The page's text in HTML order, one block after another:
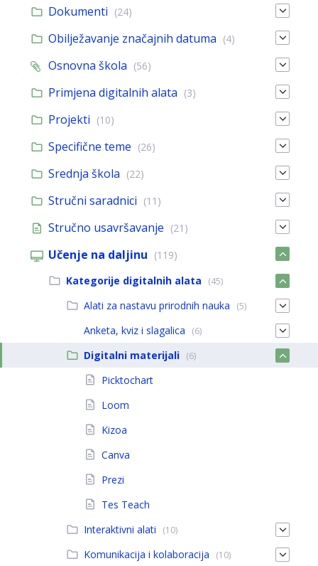
Dokumenti (24)
Obilježavanje značajnih datuma (4)
Osnovna škola (56)
Primjena digitalnih alata (3)
Projekti (10)
Specifične teme (26)
Srednja škola (22)
Stručni saradnici (11)
Stručno usavršavanje (21)
Učenje na daljinu (119)
Kategorije digitalnih alata
(45)
Alati za nastavu prirodnih nauka (5)
Anketa, kviz i slagalica (6)
Digitalni materijali (6)
Picktochart
Loom
Kizoa
Canva
Prezi
Tes Teach
Interaktivni alati
(10)
Komunikacija i kolaboracija (10)